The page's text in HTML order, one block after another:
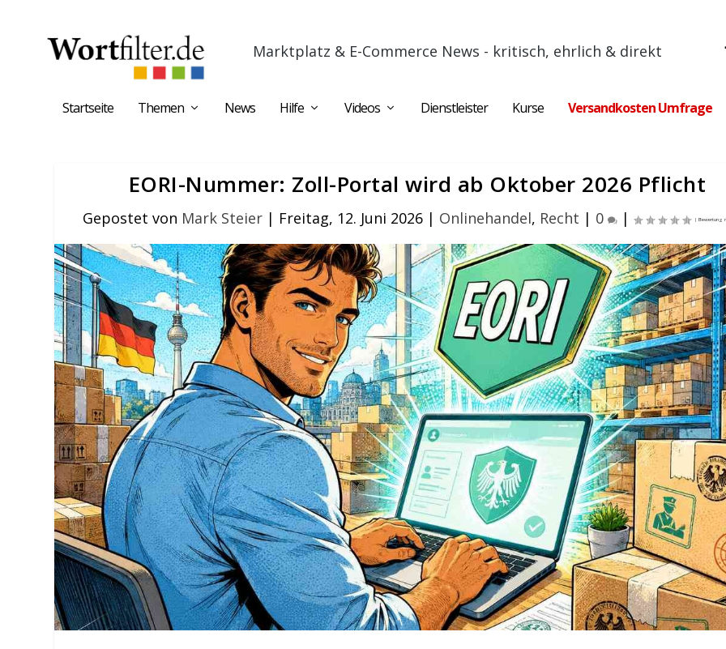
Marktplatz & E-Commerce News - kritisch, ehrlich & direkt
Startseite Themen News Hilfe Videos Dienstleister Kurse Versandkosten Umfrage
EORI-Nummer: Zoll-Portal wird ab Oktober 2026 Pflicht
Gepostet von Mark Steier| Freitag, 12. Juni 2026| Onlinehandel, Recht | 0 |